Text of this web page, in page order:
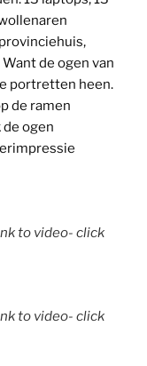
de ogen van
portretten heen.
de ramen
ogen
to video- click
to video- click